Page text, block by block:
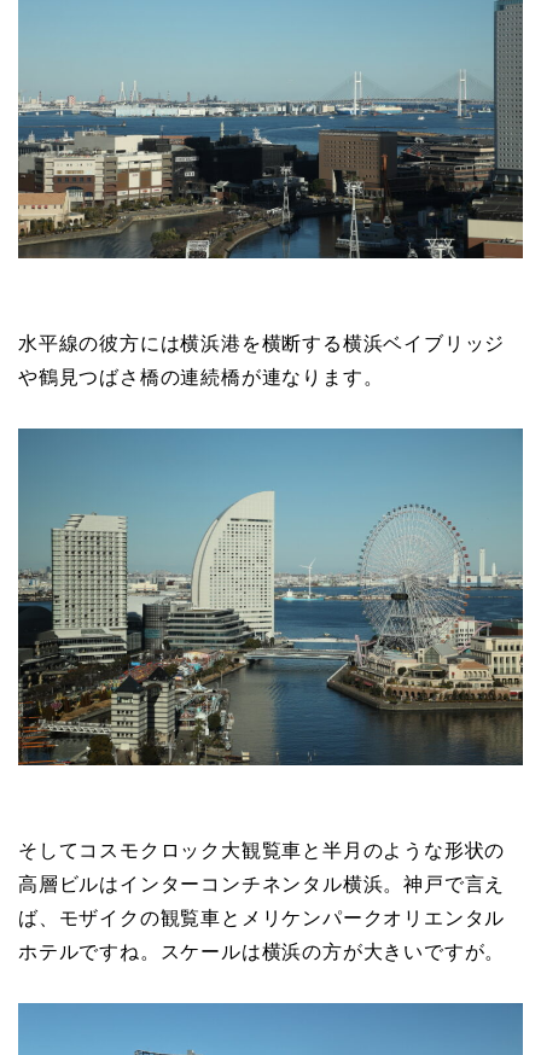
水平線の彼方には横浜港を横断する横浜ベイブリッジ
や鶴見つばさ橋の連続橋が連なります。
そしてコスモクロック大観覧車と半月のような形状の
高層ビルはインターコンチネンタル横浜。神戸で言え
ば、モザイクの観覧車とメリケンパークオリエンタル
ホテルですね。スケールは横浜の方が大きいですが。